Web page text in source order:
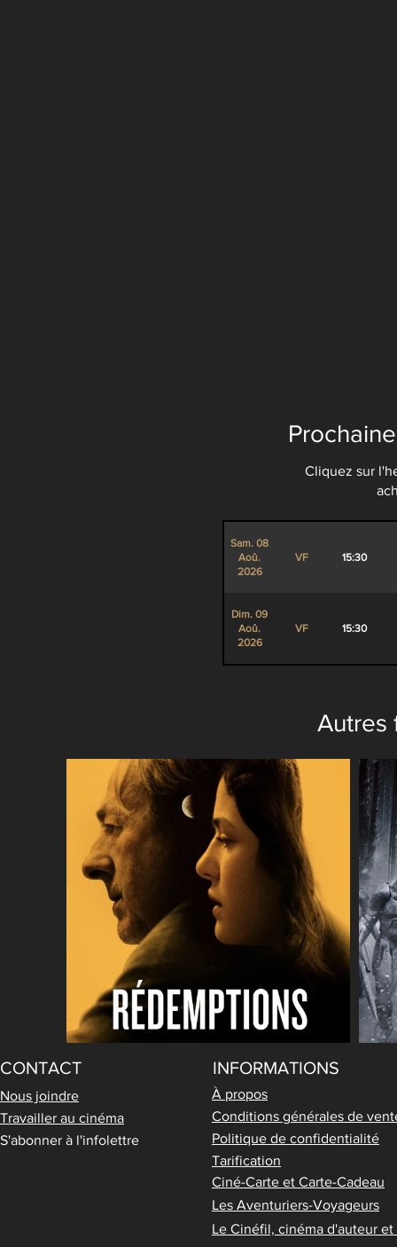
Cliquez sur
Sam. 08
Aoû.
2026
VF 15:30
Dim. 09
Aoû.
2026
VF 15:30
Autres
CONTACT INFORMATIONS
Nous joindre
Travailler au cinéma
S'abonner à l'infolettre
À propos
Conditions générales de
Politique de confidentialité
Tarification
Ciné-Carte et Carte-Cadeau
Les Aventuriers-Voyageurs
Le Cinéfil, cinéma d'auteur